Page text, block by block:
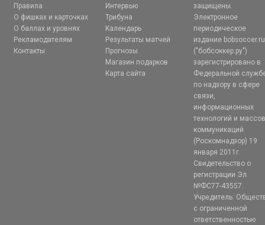
Правила
О фишках и карточках
О баллах и уровнях
Рекламодателям
Контакты
Интервью
Трибуна
Календарь
Результаты матчей
Прогнозы
Магазин подарков
Карта сайта
защищены.
Электронное
периодическое
издание bobsoccer.ru
("бобсоккер.ру")
зарегистрировано в
Федеральной
по надзору в сфере
связи,
информационных
технологий и
коммуникаций
(Роскомнадзор) 19
января 2011г.
Свидетельство о
регистрации Эл
№ФС77-43557.
Учредитель:
с ограниченной
ответственностью